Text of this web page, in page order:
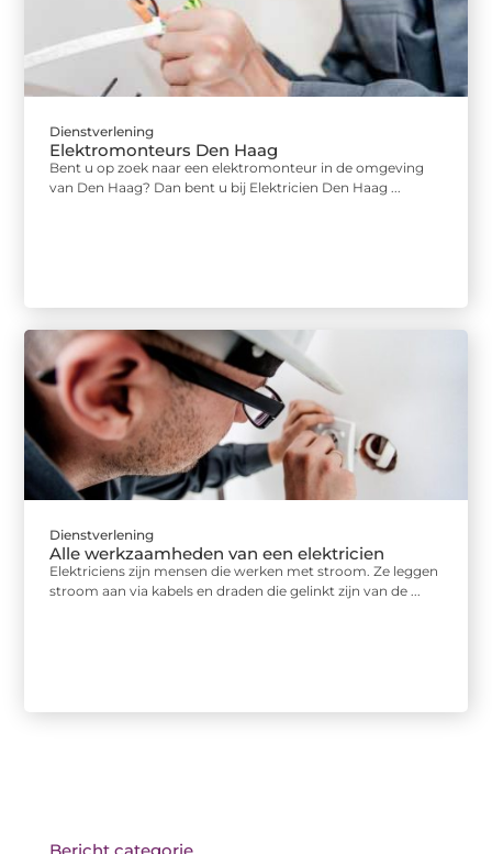
Dienstverlening
Elektromonteurs Den Haag
Bent u op zoek naar een elektromonteur in de omgeving
van Den Haag? Dan bent u bij Elektricien Den Haag ...
Dienstverlening
Alle werkzaamheden van een elektricien
Elektriciens zijn mensen die werken met stroom. Ze leggen
stroom aan via kabels en draden die gelinkt zijn van de ...